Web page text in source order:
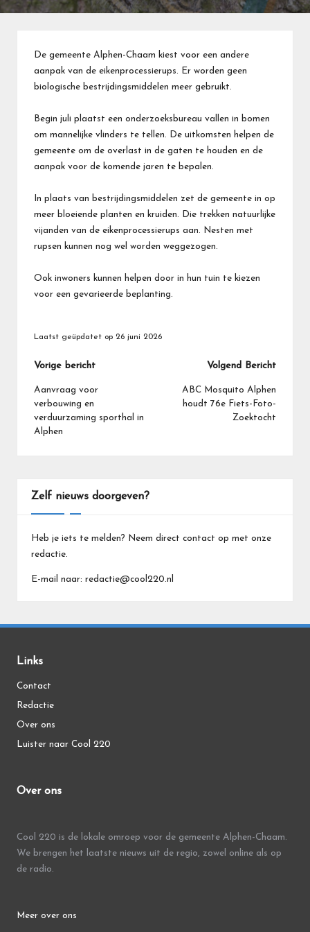
De gemeente Alphen-Chaam kiest voor een andere
aanpak van de eikenprocessierups. Er worden geen
biologische bestrijdingsmiddelen meer gebruikt.
Begin juli plaatst een onderzoeksbureau vallen in bomen
om mannelijke vlinders te tellen. De uitkomsten helpen de
gemeente om de overlast in de gaten te houden en de
aanpak voor de komende jaren te bepalen.
In plaats van bestrijdingsmiddelen zet de gemeente in op
meer bloeiende planten en kruiden. Die trekken natuurlijke
vijanden van de eikenprocessierups aan. Nesten met
rupsen kunnen nog wel worden weggezogen.
Ook inwoners kunnen helpen door in hun tuin te kiezen
voor een gevarieerde beplanting.
Laatst geüpdatet op 26 juni 2026
Bericht
navigatie
Vorige bericht
Aanvraag voor
verbouwing en
verduurzaming sporthal in
Alphen
Volgend Bericht
ABC Mosquito Alphen
houdt 76e Fiets-Foto-
Zoektocht
Zelf nieuws doorgeven?
Heb je iets te melden? Neem direct contact op met onze
redactie.
E-mail naar: redactie@cool220.nl
Links
Contact
Redactie
Over ons
Luister naar Cool 220
Over ons
Cool 220 is de lokale omroep voor de gemeente Alphen-Chaam.
We brengen het laatste nieuws uit de regio, zowel online als op
de radio.
Meer over ons